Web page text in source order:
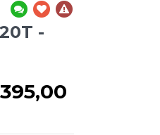
-